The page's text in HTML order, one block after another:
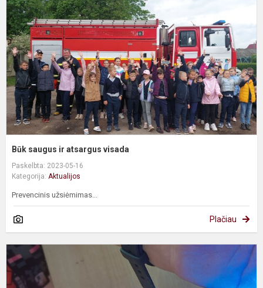
Būk saugus ir atsargus visada
Paskelbta: 2023-05-16
Kategorija: Aktualijos
Prevencinis užsiėmimas...
Plačiau